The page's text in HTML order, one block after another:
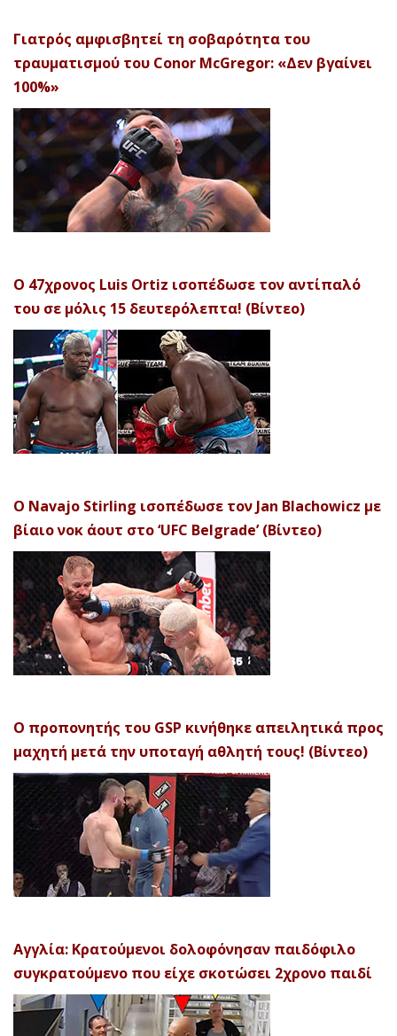
Γιατρός αμφισβητεί τη σοβαρότητα του
τραυματισμού του Conor McGregor: «Δεν βγαίνει
100%»
Ο 47χρονος Luis Ortiz ισοπέδωσε τον αντίπαλό
του σε μόλις 15 δευτερόλεπτα! (Βίντεο)
Ο Navajo Stirling ισοπέδωσε τον Jan Blachowicz με
βίαιο νοκ άουτ στο ‘UFC Belgrade’ (Βίντεο)
Ο προπονητής του GSP κινήθηκε απειλητικά προς
μαχητή μετά την υποταγή αθλητή τους! (Βίντεο)
Αγγλία: Κρατούμενοι δολοφόνησαν παιδόφιλο
συγκρατούμενο που είχε σκοτώσει 2χρονο παιδί